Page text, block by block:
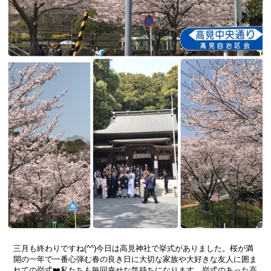
三月も終わりですね(^^)今日は高見神社で挙式がありました。桜が満
開の一年で一番心弾む春の良き日に大切な家族や大好きな友人に囲ま